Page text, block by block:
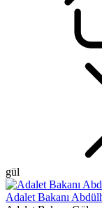
gül
Adalet Bakanı